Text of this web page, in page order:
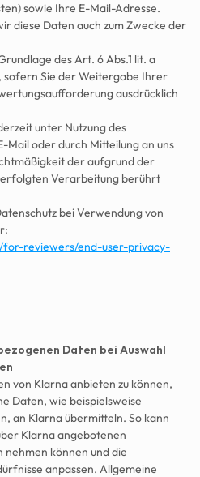
sowie Ihre E-Mail-Adresse.
diese Daten auch zum Zwecke der
des Art. 6 Abs.1 lit. a
sofern Sie der Weitergabe Ihrer
ausdrücklich
unter Nutzung des
Mail oder durch Mitteilung an uns
der aufgrund der
Verarbeitung berührt
bei Verwendung von
reviewers/end-user-privacy-
Daten bei Auswahl
von Klarna anbieten zu können,
Daten, wie beispielsweise
an Klarna übermitteln. So kann
Klarna angebotenen
nehmen können und die
anpassen. Allgemeine